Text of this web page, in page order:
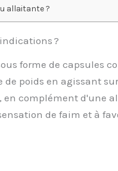
allaitante ?
?
forme de capsules
poids en agissant
en complément
de faim et à